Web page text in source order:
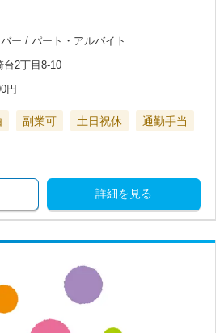
ー / パート・アルバイト
台2丁目8-10
円
副業可 土日祝休
通勤手当
詳細を見る